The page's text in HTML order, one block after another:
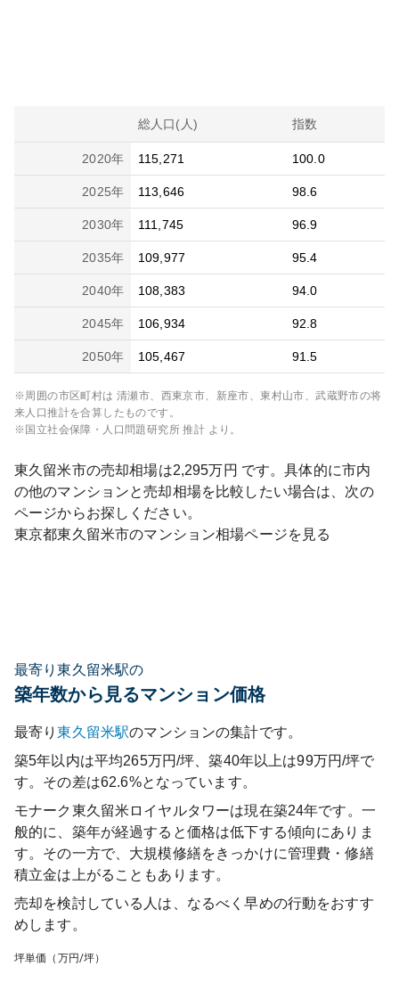
総人口(人) 指数
2020年 115,271 100.0
2025年 113,646 98.6
2030年 111,745 96.9
2035年 109,977 95.4
2040年 108,383 94.0
2045年 106,934 92.8
2050年 105,467 91.5
※周囲の市区町村は 清瀬市、西東京市、新座市、東村山市、武蔵野市の将
来人口推計を合算したものです。
※国立社会保障・人口問題研究所 推計 より。
東久留米市の売却相場は2,295万円 です。具体的に市内
の他のマンションと売却相場を比較したい場合は、次の
ページからお探しください。
東京都東久留米市のマンション相場ページを見る
最寄り東久留米駅の
築年数から見るマンション価格
最寄り東久留米駅のマンションの集計です。
築5年以内は平均265万円/坪、築40年以上は99万円/坪で
す。その差は62.6%となっています。
モナーク東久留米ロイヤルタワーは現在築24年です。一
般的に、築年が経過すると価格は低下する傾向にありま
す。その一方で、大規模修繕をきっかけに管理費・修繕
積立金は上がることもあります。
売却を検討している人は、なるべく早めの行動をおすす
めします。
坪単価（万円/坪）